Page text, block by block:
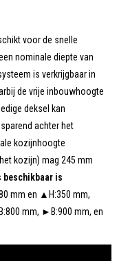
voor de snelle
nominale diepte van
is verkrijgbaar in
de vrije inbouwhoogte
deksel kan
achter het
kozijnhoogte
kozijn) mag 245 mm
beschikbaar is
mm en ▲H:350 mm,
mm, ►B:900 mm, en